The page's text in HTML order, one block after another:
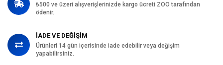
₺500 ve üzeri alışverişlerinizde kargo ücreti ZOO tarafından
ödenir.
İADE VE DEĞİŞİM
Ürünleri 14 gün içerisinde iade edebilir veya değişim
yapabilirsiniz.